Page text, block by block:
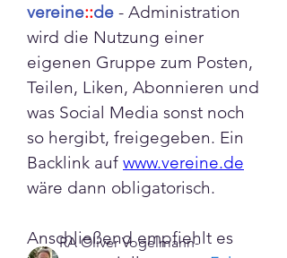
vereine::de - Administration
wird die Nutzung einer
eigenen Gruppe zum Posten,
Teilen, Liken, Abonnieren und
was Social Media sonst noch
so hergibt, freigegeben. Ein
Backlink auf www.vereine.de
wäre dann obligatorisch.
Anschließend empfiehlt es
Info
Hier stellen wir unser
Möglichkeiten zur Mitwirkung
und Koop...
Weiterlesen
RA Oliver Vogelmann-